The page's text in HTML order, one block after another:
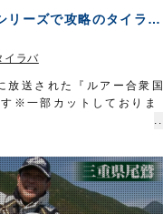
止
variety/do_fishing/
http://ownertv.jp/
チェンジアップシリーズで攻略のタイラバゲーム！徹底解説！
イラバ
送された『ルアー合衆国
※一部カットしておりま
タイやラバー交換が簡単
アップシリーズ」を使っ
徹底解説します。